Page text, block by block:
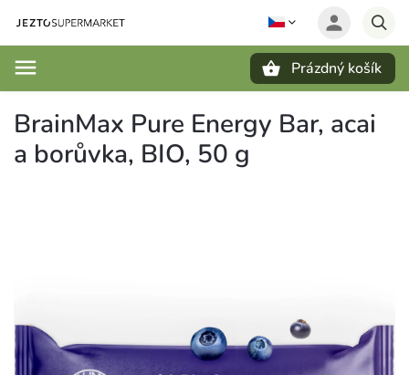
Prázdný košík
BrainMax Pure Energy Bar, acai
a borůvka, BIO, 50 g